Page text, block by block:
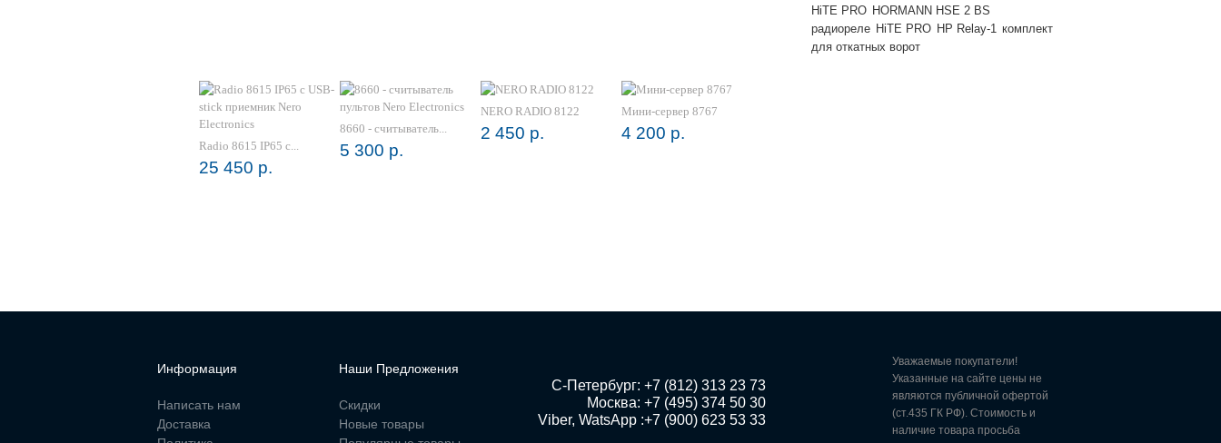
Radio 8615 IP65 с...
25 450 р.
8660 - cчитыватель...
5 300 р.
NERO RADIO 8122
2 450 р.
Мини-сервер 8767
4 200 р.
HiTE PRO HORMANN HSE 2 BS
радиореле HiTE PRO HP Relay-1 комплект
для откатных ворот
Информация
Написать нам
Доставка
Наши Предложения
Скидки
Новые товары
Москва: +7 (495) 374 50 30
Viber, WatsApp :+7 (900) 623 53 33
Уважаемые покупатели!
Указанные на сайте цены не
являются публичной офертой
(ст.435 ГК РФ). Стоимость и
наличие товара просьба